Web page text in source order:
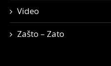
Video
Zašto – Zato